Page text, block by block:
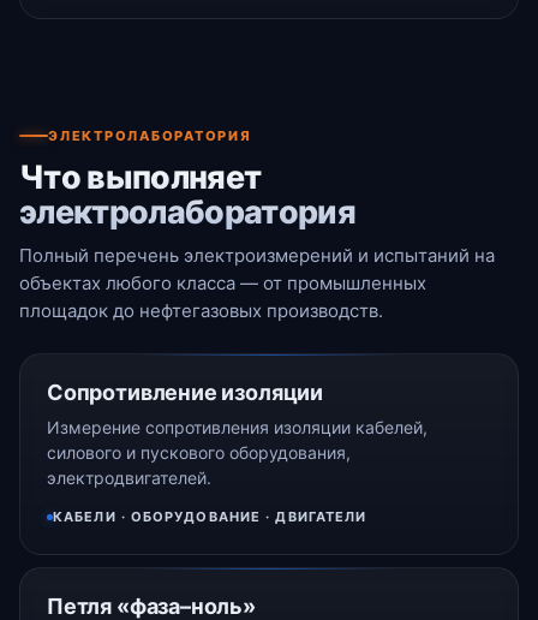
ЭЛЕКТРОЛАБОРАТОРИЯ
Что выполняет
электролаборатория
Полный перечень электроизмерений и испытаний на
объектах любого класса — от промышленных
площадок до нефтегазовых производств.
Сопротивление изоляции
Измерение сопротивления изоляции кабелей,
силового и пускового оборудования,
электродвигателей.
КАБЕЛИ · ОБОРУДОВАНИЕ · ДВИГАТЕЛИ
Петля «фаза–ноль»